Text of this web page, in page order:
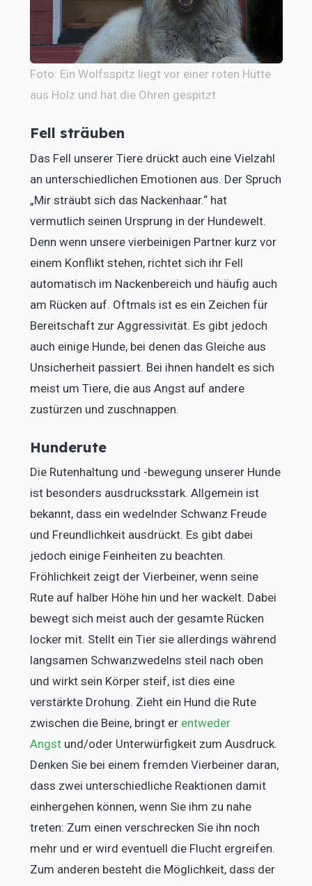
Foto: Ein Wolfsspitz liegt vor einer roten Hütte
aus Holz und hat die Ohren gespitzt
Fell sträuben
Das Fell unserer Tiere drückt auch eine Vielzahl
an unterschiedlichen Emotionen aus. Der Spruch
„Mir sträubt sich das Nackenhaar.“ hat
vermutlich seinen Ursprung in der Hundewelt.
Denn wenn unsere vierbeinigen Partner kurz vor
einem Konflikt stehen, richtet sich ihr Fell
automatisch im Nackenbereich und häufig auch
am Rücken auf. Oftmals ist es ein Zeichen für
Bereitschaft zur Aggressivität. Es gibt jedoch
auch einige Hunde, bei denen das Gleiche aus
Unsicherheit passiert. Bei ihnen handelt es sich
meist um Tiere, die aus Angst auf andere
zustürzen und zuschnappen.
Hunderute
Die Rutenhaltung und -bewegung unserer Hunde
ist besonders ausdrucksstark. Allgemein ist
bekannt, dass ein wedelnder Schwanz Freude
und Freundlichkeit ausdrückt. Es gibt dabei
jedoch einige Feinheiten zu beachten.
Fröhlichkeit zeigt der Vierbeiner, wenn seine
Rute auf halber Höhe hin und her wackelt. Dabei
bewegt sich meist auch der gesamte Rücken
locker mit. Stellt ein Tier sie allerdings während
langsamen Schwanzwedelns steil nach oben
und wirkt sein Körper steif, ist dies eine
verstärkte Drohung. Zieht ein Hund die Rute
zwischen die Beine, bringt er entweder
Angstund/oder Unterwürfigkeit zum Ausdruck.
Denken Sie bei einem fremden Vierbeiner daran,
dass zwei unterschiedliche Reaktionen damit
einhergehen können, wenn Sie ihm zu nahe
treten: Zum einen verschrecken Sie ihn noch
mehr und er wird eventuell die Flucht ergreifen.
Zum anderen besteht die Möglichkeit, dass der